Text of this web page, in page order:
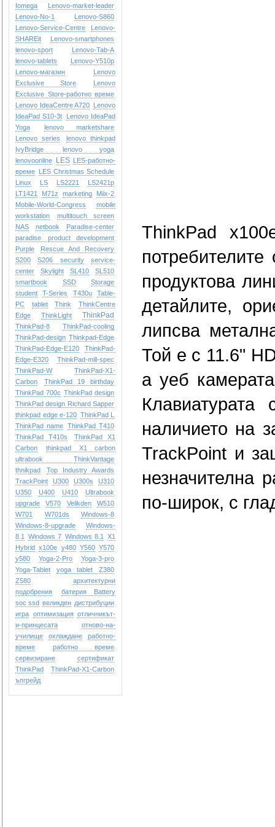
Iomega
Lenovo-market-leader
Lenovo-No-1
Lenovo-S860
Lenovo-Service-Centre
Lenovo-
SHAREit
Lenovo-smartphones
lenovo-sport
Lenovo-Tab-A
lenovo-tablets
Lenovo-Y510p
Lenovo-магазин
Lenovo
Exclusive Store
Lenovo
Exclusive Store-работно време
Lenovo IdeaCentre A720 Lenovo
IdeaPad S10-3t
Lenovo IdeaPad
Yoga
lenovo marketshare
Lenovo series
lenovo thinkpad
IvyBridge
lenovo yoga
lenovoonline
LES LES-работно-
време LES Christmas Schedule
Linux
LS LS2221
LS2421p
LT1421
M71z marketing
Miix-2
Mobile-World-Congress
mobile
workstation
multitouch screen
NAS
netbook
Paradise-center
paradise
product development
Purple
Rescue And Recovery
S200
S206 security
service-
center
Skylight SL410
SL510
smartbook
SSD
Storage
student
T-Series T430u
Table-
PC
tablet Think
ThinkCentre
Edge
ThinkLight ThinkPad
ThinkPad-8
ThinkPad-cooling
ThinkPad-design Thinkpad-Edge
ThinkPad-Edge-E120
ThinkPad-
Edge-E320
ThinkPad-mill-spec
ThinkPad-W
ThinkPad-X1-
Carbon
ThinkPad 19 birthday
ThinkPad 700c ThinkPad design
ThinkPad design Richard Sapper
thinkpad edge e-120 ThinkPad L
ThinkPad name ThinkPad T410
ThinkPad T410s
ThinkPad X1
Carbon
thinkpad X1 carbon
ultrabook
ThinkVantage
thnikpad
Top Industry Awards
TrackPoint
U300 U300s
U310
U350
U400 U410
Ultrabook
upgrade
V570 Velikden
W510
W701
W701ds
Windows-8
Windows-8-upgrade
Windows-
8.1
Windows 7 Windows 8.1
X1
Hybrid x100e y480 Y560 Y570
y580
Yoga-2-Pro
Yoga-3-pro
Yoga-Tablet
yoga tablet
Z380
Z580
архитектурни
подобрения
батерия Battery
soc ssd великден дистрибуции
игра оптимизация отличникът-
и-принцесата
отново-на-
училище
охлаждане
работно-
време
работно време
сервизиране
сертификат
ТhinkPad
ТhinkPad-X1-Carbon
ъпгрейд
ТhinkPad
продуктова
детайлите,
липсва
Той е с 11.6"
а уеб
наличието на
TrackPoint и
незначителна
по-широк, с